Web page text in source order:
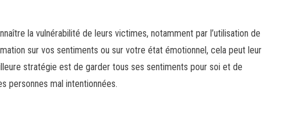
la vulnérabilité de leurs victimes, notamment par l’utilisation de
sur vos sentiments ou sur votre état émotionnel, cela peut leur
stratégie est de garder tous ses sentiments pour soi et de
personnes mal intentionnées.